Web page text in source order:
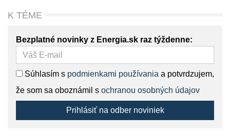
K TÉME
Bezplatné novinky z Energia.sk raz týždenne:
Súhlasím s podmienkami používania a potvrdzujem,
že som sa oboznámil s ochranou osobných údajov
Prihlásiť na odber noviniek